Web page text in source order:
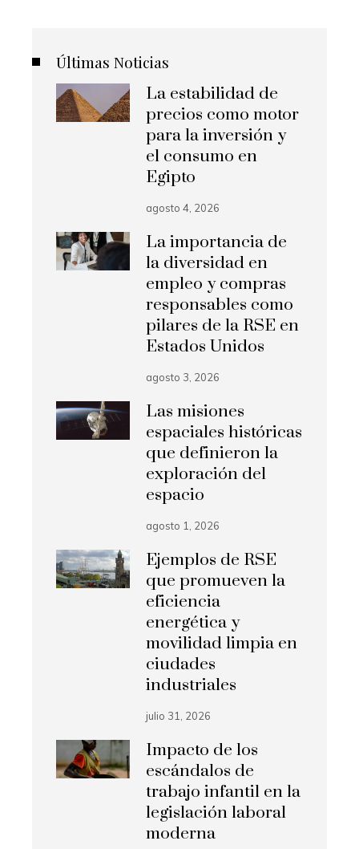
Últimas Noticias
La estabilidad de
precios como motor
para la inversión y
el consumo en
Egipto
agosto 4, 2026
La importancia de
la diversidad en
empleo y compras
responsables como
pilares de la RSE en
Estados Unidos
agosto 3, 2026
Las misiones
espaciales históricas
que definieron la
exploración del
espacio
agosto 1, 2026
Ejemplos de RSE
que promueven la
eficiencia
energética y
movilidad limpia en
ciudades
industriales
julio 31, 2026
Impacto de los
escándalos de
trabajo infantil en la
legislación laboral
moderna